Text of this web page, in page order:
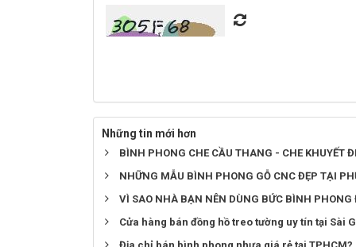
Những tin mới hơn
BÌNH PHONG CHE CẦU THANG - CHE KHUYẾT
NHỮNG MẪU BÌNH PHONG GỖ CNC ĐẸP TẠI
VÌ SAO NHÀ BẠN NÊN DÙNG BỨC BÌNH
Cửa hàng bán đồng hồ treo tường uy tín tại Sài